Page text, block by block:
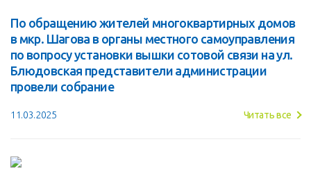
По обращению жителей многоквартирных домов
в мкр. Шагова в органы местного самоуправления
по вопросу установки вышки сотовой связи на ул.
Блюдовская представители администрации
провели собрание
11.03.2025 Читать все